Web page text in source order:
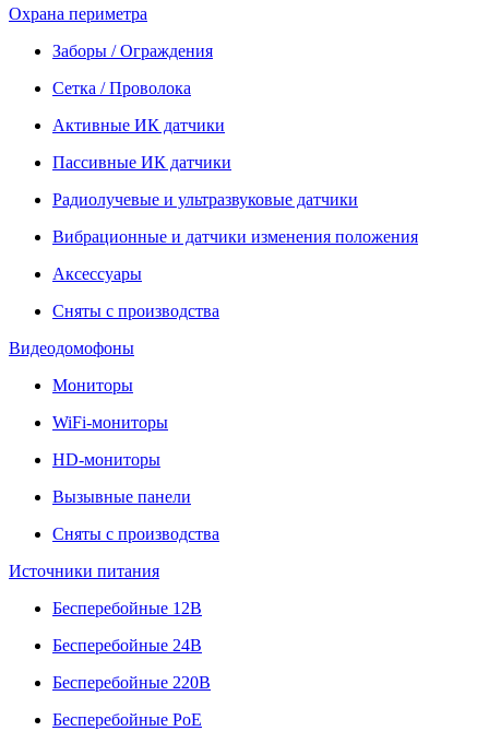
Охрана периметра
Заборы / Ограждения
Сетка / Проволока
Активные ИК датчики
Пассивные ИК датчики
Радиолучевые и ультразвуковые датчики
Вибрационные и датчики изменения положения
Аксессуары
Сняты с производства
Видеодомофоны
Мониторы
WiFi-мониторы
HD-мониторы
Вызывные панели
Сняты с производства
Источники питания
Бесперебойные 12В
Бесперебойные 24В
Бесперебойные 220В
Бесперебойные PoE